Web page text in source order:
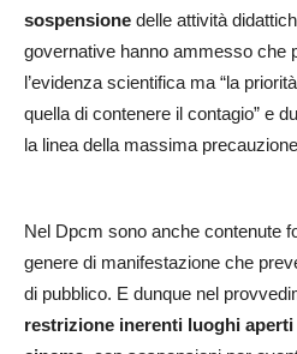
sospensione delle attività
governative hanno ammesso che
l’evidenza scientifica ma “la
quella di contenere il contagio” e
la linea della massima
Nel Dpcm sono anche contenute
genere di manifestazione che
di pubblico. E dunque nel
restrizione inerenti luoghi